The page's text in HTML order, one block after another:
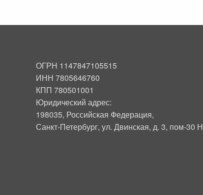
ОГРН 1147847105515
ИНН 7805646760
КПП 780501001
Юридический адрес:
198035, Российская Федерация,
Санкт-Петербург, ул. Двинская, д. 3, пом-30 Н